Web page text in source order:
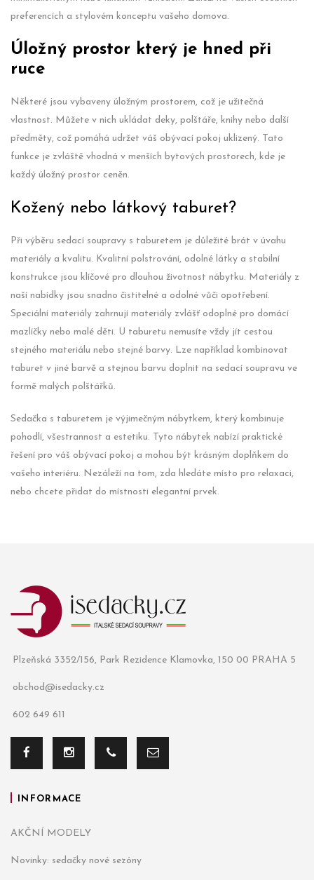
preferencích a stylovém konceptu vašeho domova.
Úložný prostor který je hned při
ruce
Některé jsou vybaveny úložným prostorem, což je užitečná
vlastnost. Můžete v nich ukládat deky, polštáře, knihy nebo další
předměty, což pomáhá udržet váš obývací pokoj uklizený. Tato
funkce je zvláště vhodná v menších bytových prostorech, kde je
každý úložný prostor ceněn.
Kožený nebo látkový taburet?
Při výběru sedací soupravy s taburetem je důležité brát v úvahu
materiály a kvalitu. Kvalitní polstrování, odolné látky a stabilní
konstrukce jsou klíčové pro dlouhou životnost nábytku. Materiály z
naší nabídky jsou snadno čistitelné a odolné vůči opotřebení.
Speciální materiály zahrnují materiály zvlášť odoplné pro domácí
mazlíčky nebo malé děti. U taburetu nemusíte vždy jít cestou
stejného materiálu nebo stejné barvy. Lze například kombinovat
taburet v jiné barvě a stejnou barvu doplnit na sedací soupravu ve
formě malých polštářků.
Sedačka s taburetem je výjimečným nábytkem, který kombinuje
pohodlí, všestrannost a estetiku. Tyto nábytek nabízí praktické
řešení pro váš obývací pokoj a mohou být krásným doplňkem do
vašeho interiéru. Nezáleží na tom, zda hledáte místo pro relaxaci,
nebo chcete přidat do místnosti elegantní prvek.
Plzeňská 3352/156, Park Rezidence Klamovka, 150 00 PRAHA 5
obchod@isedacky.cz
602 649 611
INFORMACE
AKČNÍ MODELY
Novinky: sedačky nové sezóny